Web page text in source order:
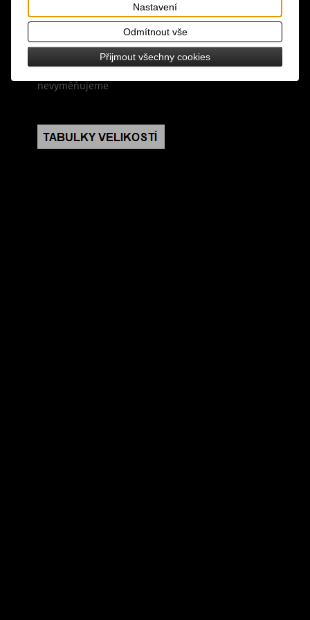
design: luxusní značkové designové ponožky
velikost: universální
poznámka: ponožky z hygienických důvodů
nevyměňujeme
Nastavení
Odmítnout vše
Přijmout všechny cookies